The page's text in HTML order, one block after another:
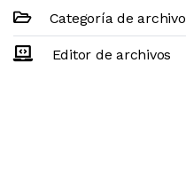
Categoría de archivo
Editor de archivos